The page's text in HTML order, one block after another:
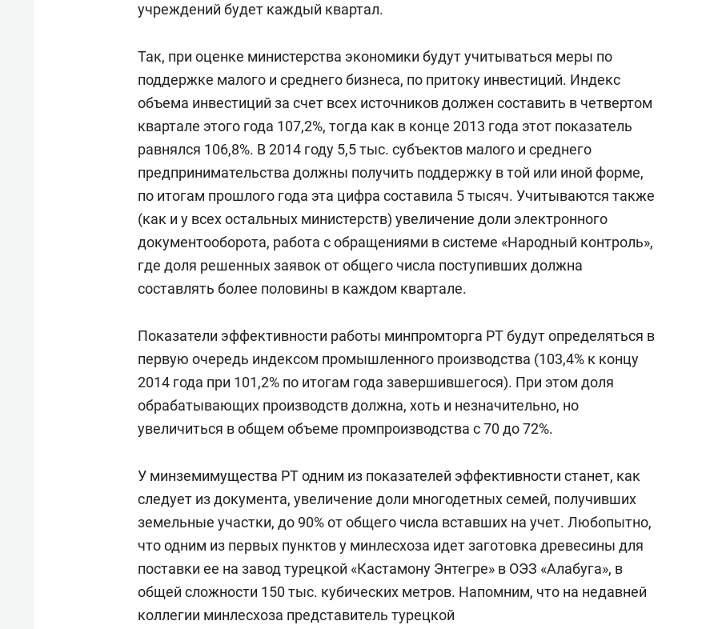
учреждений будет каждый квартал.
Так, при оценке министерства экономики будут учитываться меры по
поддержке малого и среднего бизнеса, по притоку инвестиций. Индекс
объема инвестиций за счет всех источников должен составить в четвертом
квартале этого года 107,2%, тогда как в конце 2013 года этот показатель
равнялся 106,8%. В 2014 году 5,5 тыс. субъектов малого и среднего
предпринимательства должны получить поддержку в той или иной форме,
по итогам прошлого года эта цифра составила 5 тысяч. Учитываются также
(как и у всех остальных министерств) увеличение доли электронного
документооборота, работа с обращениями в системе «Народный контроль»,
где доля решенных заявок от общего числа поступивших должна
составлять более половины в каждом квартале.
Показатели эффективности работы минпромторга РТ будут определяться в
первую очередь индексом промышленного производства (103,4% к концу
2014 года при 101,2% по итогам года завершившегося). При этом доля
обрабатывающих производств должна, хоть и незначительно, но
увеличиться в общем объеме промпроизводства с 70 до 72%.
У минземимущества РТ одним из показателей эффективности станет, как
следует из документа, увеличение доли многодетных семей, получивших
земельные участки, до 90% от общего числа вставших на учет. Любопытно,
что одним из первых пунктов у минлесхоза идет заготовка древесины для
поставки ее на завод турецкой «Кастамону Энтегре» в ОЭЗ «Алабуга», в
общей сложности 150 тыс. кубических метров. Напомним, что на недавней
коллегии минлесхоза представитель турецкой